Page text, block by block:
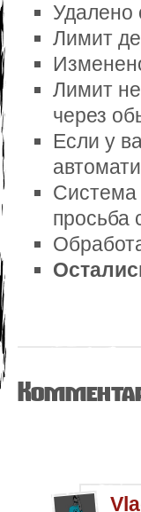
Удалено
Лимит
Лимит
через
Если у
Система
просьба